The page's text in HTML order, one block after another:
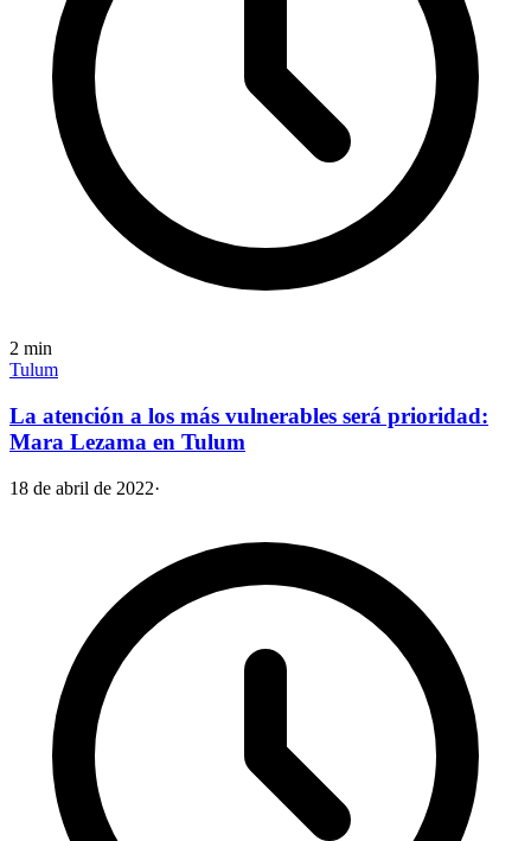
2 min
Tulum
La atención a los más vulnerables será prioridad:
Mara Lezama en Tulum
18 de abril de 2022·